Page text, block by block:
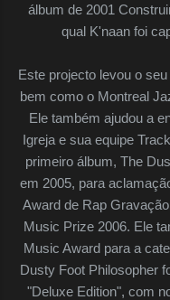
álbum de 2001
qual K'naan foi
Este projecto levou o
bem como o Montreal
Ele também ajudou a
Igreja e sua equipe
primeiro álbum, The
em 2005, para
Award de Rap
Music Prize 2006. Ele
Music Award para a
Dusty Foot Philosopher
"Deluxe Edition", com